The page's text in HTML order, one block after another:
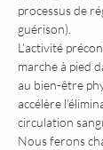
processus de
guérison).
L’activité
marche à pied
au bien-être
accélère
circulation
Nous ferons